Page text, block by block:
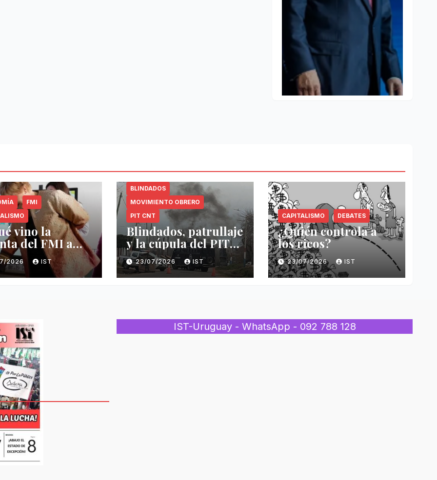
FMI
vino la
del FMI a
2026 IST
BLINDADOS
MOVIMIENTO OBRERO
PIT CNT
Blindados, patrullaje
y la cúpula del PIT-
CNT
23/07/2026 IST
CAPITALISMO DEBATES
¿Quién controla a
los ricos?
23/07/2026 IST
IST-Uruguay - WhatsApp - 092 788 128